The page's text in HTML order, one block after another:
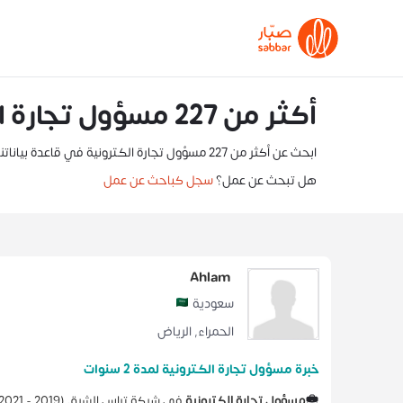
أكثر من 227 مسؤول تجارة الكترونية في السعودية
ابحث عن أكثر من 227 مسؤول تجارة الكترونية في قاعدة بياناتنا. إليك معاينة لأفضل الباحثين عن عمل لدينا. انقر على مقدم الطلب للتواصل معه
هل تبحث عن عمل؟سجل كباحث عن عمل
Ahlam
سعودية
الحمراء, الرياض
خبرة مسؤول تجارة الكترونية لمدة 2 سنوات